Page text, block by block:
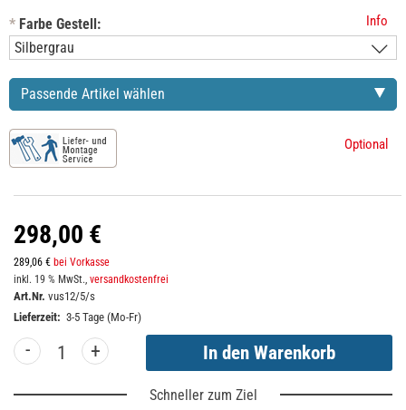
* Farbe Gestell: Info
Passende Artikel wählen
Optional
298,00 €
289,06 € bei Vorkasse
inkl. 19 % MwSt., versandkostenfrei
Art.Nr. vus12/5/s
Lieferzeit: 3-5 Tage (Mo-Fr)
- +
Schneller zum Ziel